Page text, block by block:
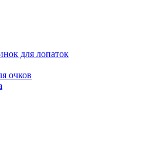
для лопаток
очков